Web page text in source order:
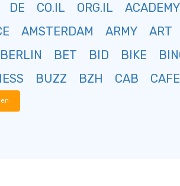
DE CO.IL ORG.IL ACADEMY
AMSTERDAM ARMY ART
BERLIN BET BID BIKE
BUZZ BZH CAB CAFE